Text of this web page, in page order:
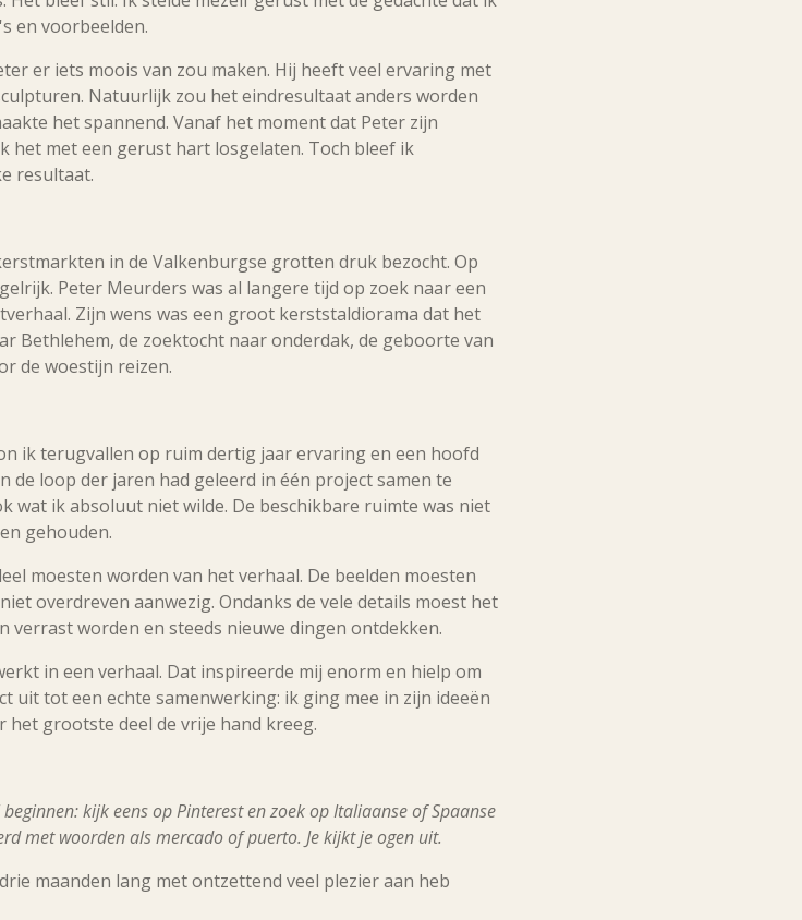
en voorbeelden.
er iets moois van zou maken. Hij heeft veel ervaring met
Natuurlijk zou het eindresultaat anders worden
het spannend. Vanaf het moment dat Peter zijn
met een gerust hart losgelaten. Toch bleef ik
resultaat.
in de Valkenburgse grotten druk bezocht. Op
Peter Meurders was al langere tijd op zoek naar een
Zijn wens was een groot kerststaldiorama dat het
Bethlehem, de zoektocht naar onderdak, de geboorte van
de woestijn reizen.
ik terugvallen op ruim dertig jaar ervaring en een hoofd
de loop der jaren had geleerd in één project samen te
wat ik absoluut niet wilde. De beschikbare ruimte was niet
gehouden.
moesten worden van het verhaal. De beelden moesten
overdreven aanwezig. Ondanks de vele details moest het
verrast worden en steeds nieuwe dingen ontdekken.
in een verhaal. Dat inspireerde mij enorm en hielp om
uit tot een echte samenwerking: ik ging mee in zijn ideeën
het grootste deel de vrije hand kreeg.
kijk eens op Pinterest en zoek op Italiaanse of Spaanse
met woorden als mercado of puerto. Je kijkt je ogen uit.
maanden lang met ontzettend veel plezier aan heb